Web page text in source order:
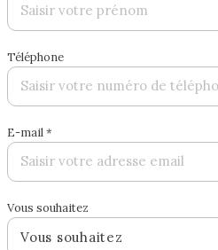
Téléphone
E-mail *
Vous souhaitez
Vous souhaitez